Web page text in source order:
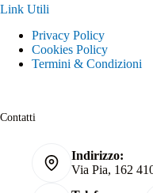
Link Utili
Privacy Policy
Cookies Policy
Termini & Condizioni
Contatti
Indirizzo:
Via Pia, 162